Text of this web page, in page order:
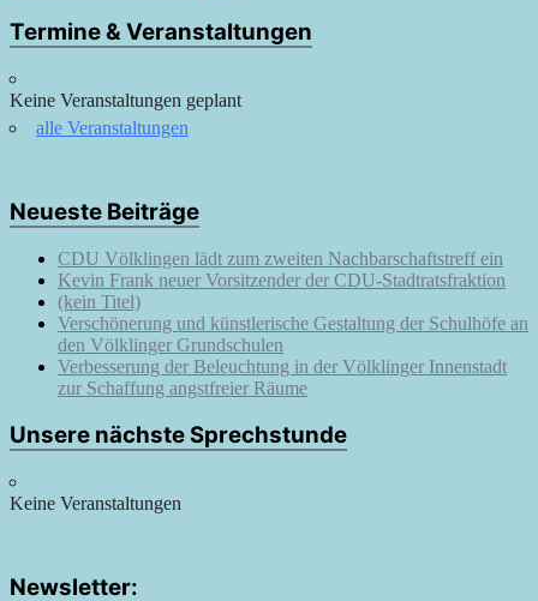
Termine & Veranstaltungen
Keine Veranstaltungen geplant
alle Veranstaltungen
Neueste Beiträge
CDU Völklingen lädt zum zweiten Nachbarschaftstreff ein
Kevin Frank neuer Vorsitzender der CDU-Stadtratsfraktion
(kein Titel)
Verschönerung und künstlerische Gestaltung der Schulhöfe an
den Völklinger Grundschulen
Verbesserung der Beleuchtung in der Völklinger Innenstadt
zur Schaffung angstfreier Räume
Unsere nächste Sprechstunde
Keine Veranstaltungen
Newsletter: